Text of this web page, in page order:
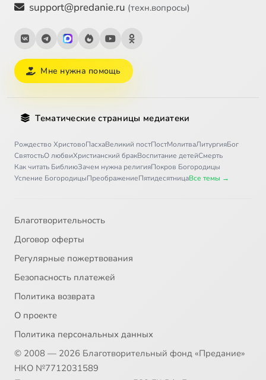
support@predanie.ru (техн.вопросы)
Мне нужна помощь
Тематические страницы медиатеки
Рождество ХристовоПасхаВеликий постПостМолитваЛитургияБог
СвятостьО любвиХристианский бракВоспитание детейСмерть
Как читать БиблиюЗачем нужна религияПокров Богородицы
Успение БогородицыПреображениеПятидесятницаВсе темы →
Благотворительность
Договор оферты
Регулярные пожертвования
Безопасность платежей
Политика возврата
О проекте
Политика персональных данных
© 2008 — 2026 Благотворительный фонд «Предание»
НКО №7712031589